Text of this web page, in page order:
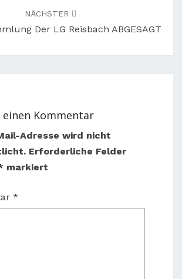
NÄCHSTER
Der LG Reisbach ABGESAGT
einen Kommentar
Adresse wird nicht
Erforderliche Felder
markiert
*